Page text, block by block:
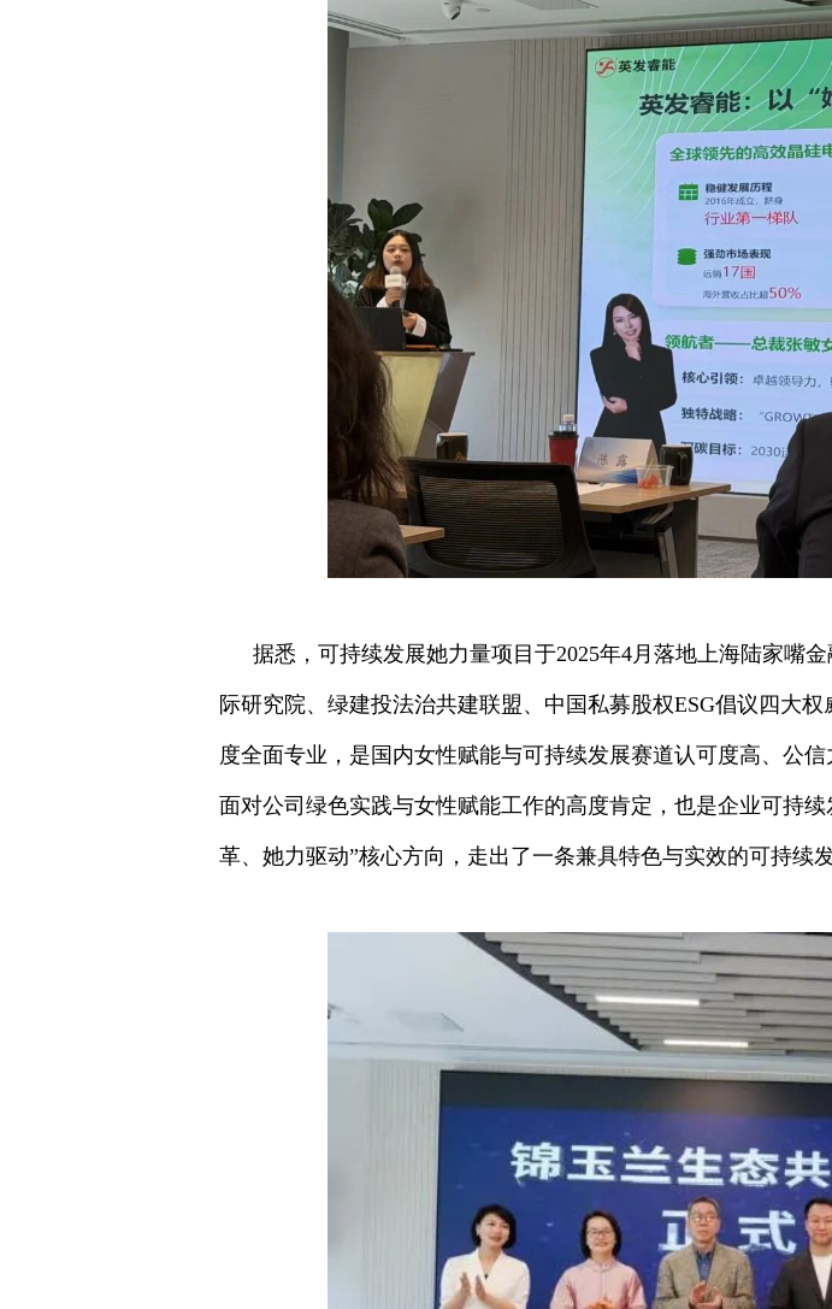
据悉，可持续发展她力量项目于2025年4月落地上海陆家嘴
际研究院、绿建投法治共建联盟、中国私募股权ESG倡议四大
度全面专业，是国内女性赋能与可持续发展赛道认可度高、公
面对公司绿色实践与女性赋能工作的高度肯定，也是企业可持
革、她力驱动”核心方向，走出了一条兼具特色与实效的可持续发